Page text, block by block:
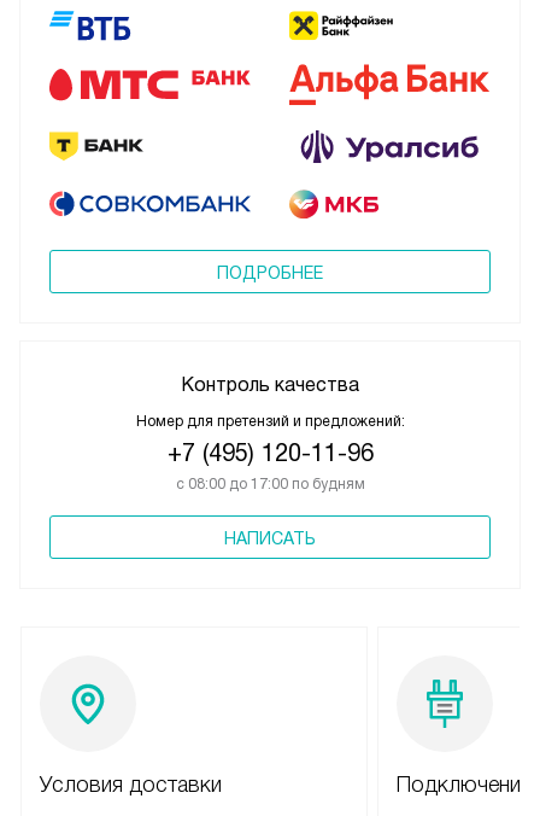
ПОДРОБНЕЕ
Контроль качества
Номер для претензий и предложений:
+7 (495) 120-11-96
с 08:00 до 17:00 по будням
НАПИСАТЬ
Условия доставки Подключение